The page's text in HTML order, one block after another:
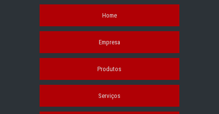
Home
Empresa
Produtos
Serviços